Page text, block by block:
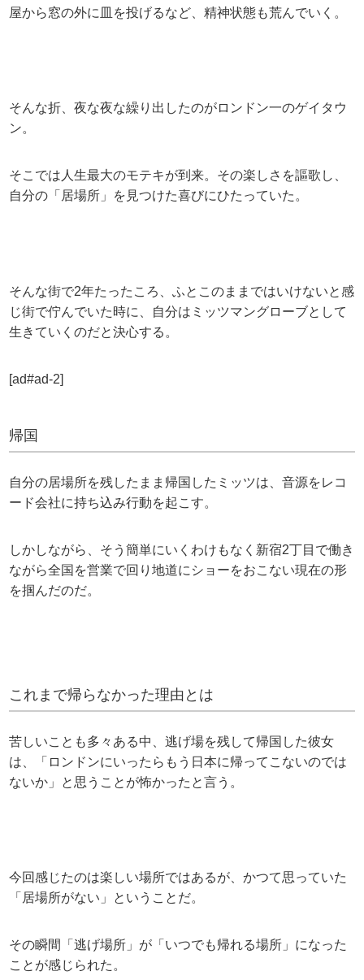
屋から窓の外に皿を投げるなど、精神状態も荒んでいく。
そんな折、夜な夜な繰り出したのがロンドン一のゲイタウ
ン。
そこでは人生最大のモテキが到来。その楽しさを謳歌し、
自分の「居場所」を見つけた喜びにひたっていた。
そんな街で2年たったころ、ふとこのままではいけないと感
じ街で佇んでいた時に、自分はミッツマングローブとして
生きていくのだと決心する。
[ad#ad-2]
帰国
自分の居場所を残したまま帰国したミッツは、音源をレコ
ード会社に持ち込み行動を起こす。
しかしながら、そう簡単にいくわけもなく新宿2丁目で働き
ながら全国を営業で回り地道にショーをおこない現在の形
を掴んだのだ。
これまで帰らなかった理由とは
苦しいことも多々ある中、逃げ場を残して帰国した彼女
は、「ロンドンにいったらもう日本に帰ってこないのでは
ないか」と思うことが怖かったと言う。
今回感じたのは楽しい場所ではあるが、かつて思っていた
「居場所がない」ということだ。
その瞬間「逃げ場所」が「いつでも帰れる場所」になった
ことが感じられた。